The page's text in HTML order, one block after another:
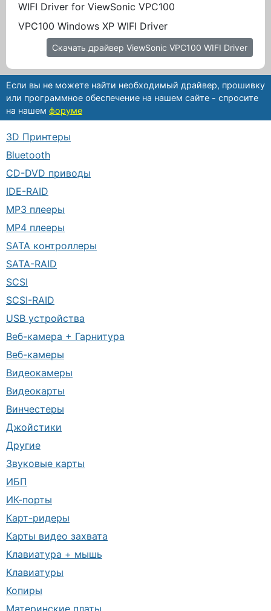
WIFI Driver for ViewSonic VPC100
VPC100 Windows XP WIFI Driver
Скачать драйвер ViewSonic VPC100 WIFI Driver
Если вы не можете найти необходимый драйвер, прошивку
или программное обеспечение на нашем сайте - спросите
на нашем форуме
3D Принтеры
Bluetooth
CD-DVD приводы
IDE-RAID
MP3 плееры
MP4 плееры
SATA контроллеры
SATA-RAID
SCSI
SCSI-RAID
USB устройства
Веб-камера + Гарнитура
Веб-камеры
Видеокамеры
Видеокарты
Винчестеры
Джойстики
Другие
Звуковые карты
ИБП
ИК-порты
Карт-ридеры
Карты видео захвата
Клавиатура + мышь
Клавиатуры
Копиры
Материнские платы